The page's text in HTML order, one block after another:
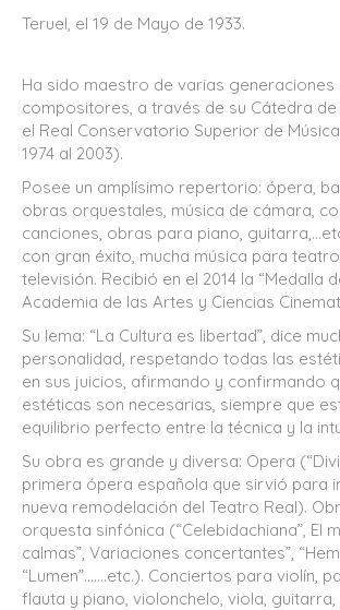
Teruel, el 19 de Mayo de 1933.
Ha sido maestro de varias generaciones
compositores, a través de su Cátedra
el Real Conservatorio Superior de
1974 al 2003).
Posee un amplísimo repertorio: ópera,
obras orquestales, música de cámara,
canciones, obras para piano,
con gran éxito, mucha música para
televisión. Recibió en el 2014 la “Medalla
Academia de las Artes y Ciencias
Su lema: “La Cultura es libertad”, dice
personalidad, respetando todas las
en sus juicios, afirmando y confirmando
estéticas son necesarias, siempre que
equilibrio perfecto entre la técnica y la
Su obra es grande y diversa: Opera
primera ópera española que sirvió para
nueva remodelación del Teatro Real).
orquesta sinfónica (“Celebidachiana”, El
calmas”, Variaciones concertantes”,
“Lumen”….…etc.). Conciertos para violín,
flauta y piano, violonchelo, viola,